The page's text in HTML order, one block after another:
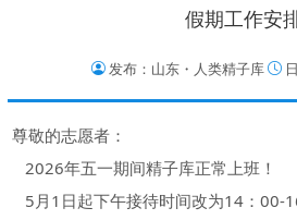
假期工作安
发布：山东・人类精子库
尊敬的志愿者：
2026年五一期间精子库正常上班！
5月1日起下午接待时间改为14：00-